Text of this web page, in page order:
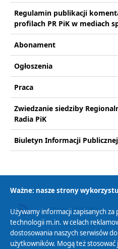
Regulamin publikacji
profilach PR PiK w mediach
Abonament
Ogłoszenia
Praca
Zwiedzanie siedziby
Radia PiK
Biuletyn Informacji Publicznej
AKTUALNOŚCI RSS
Ważne: nasze strony
Używamy informacji zapisanych
technologii m.in. w celach
dostosowania naszych serwisów
użytkowników. Mogą też stosować